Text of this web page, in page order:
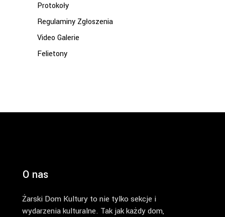
Protokoły
Regulaminy Zgłoszenia
Video Galerie
Felietony
O nas
Żarski Dom Kultury to nie tylko sekcje i
wydarzenia kulturalne. Tak jak każdy dom,